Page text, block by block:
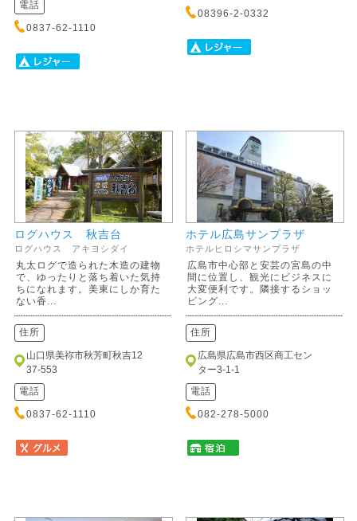
電話
0837-62-1110
08396-2-0332
ログハウス 秋吉台
ログハウス アキヨシダイ
丸太ログで造られた木造の建物
で、ゆったりと落ち着いた気持
ちになれます。美東にしか育た
ない香...
住所
山口県美祢市秋芳町秋吉12
37-553
電話
0837-62-1110
ホテル広島サンプラザ
ホテルヒロシマサンプラザ
広島市中心部と安芸の宮島の中
間に位置し、観光にビジネスに
大変便利です。隣接するショッ
ピング...
住所
広島県広島市西区商工セン
ター3-1-1
電話
082-278-5000